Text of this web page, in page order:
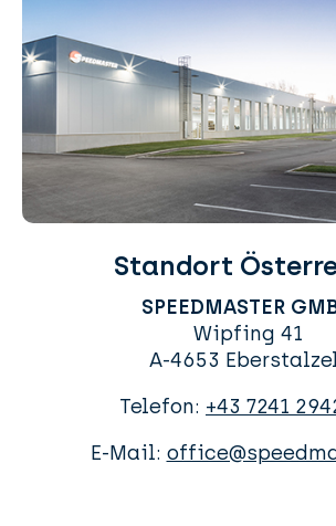
Standort
SPEEDMASTER
Wipfing 41
A-4653
Telefon: +43 7241
E-Mail: